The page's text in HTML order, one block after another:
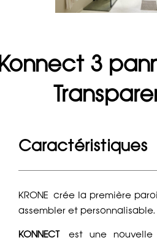
3
Caractéristiques
KRONE crée la première
assembler et personnalisable.
KONNECTest une nouvelle